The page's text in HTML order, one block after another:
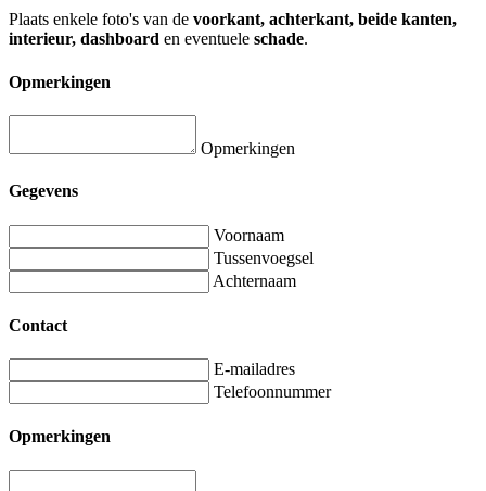
Plaats enkele foto's van de voorkant, achterkant, beide kanten,
interieur, dashboard en eventuele schade.
Opmerkingen
Opmerkingen
Gegevens
Voornaam
Tussenvoegsel
Achternaam
Contact
E-mailadres
Telefoonnummer
Opmerkingen